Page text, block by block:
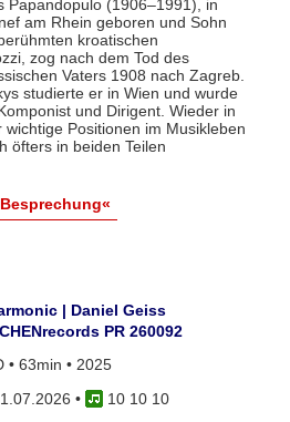
Papandopulo (1906–1991), in
am Rhein geboren und Sohn
kroatischen
zog nach dem Tod des
Vaters 1908 nach Zagreb.
studierte er in Wien und wurde
und Dirigent. Wieder in
Positionen im Musikleben
öfters in beiden Teilen
| Daniel Geiss
PR 260092
• 63min • 2025
•
10 10 10